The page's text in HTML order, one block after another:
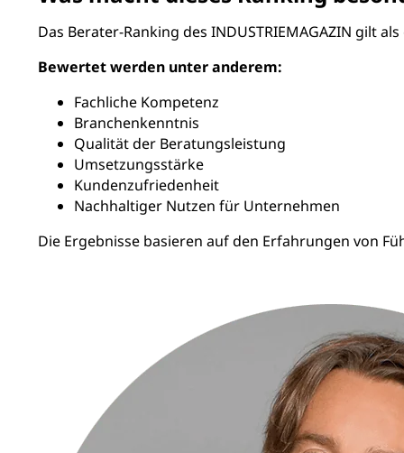
Das Berater-Ranking des INDUSTRIEMAGAZIN gilt
Bewertet werden unter anderem:
Fachliche Kompetenz
Branchenkenntnis
Qualität der Beratungsleistung
Umsetzungsstärke
Kundenzufriedenheit
Nachhaltiger Nutzen für Unternehmen
Die Ergebnisse basieren auf den Erfahrungen von